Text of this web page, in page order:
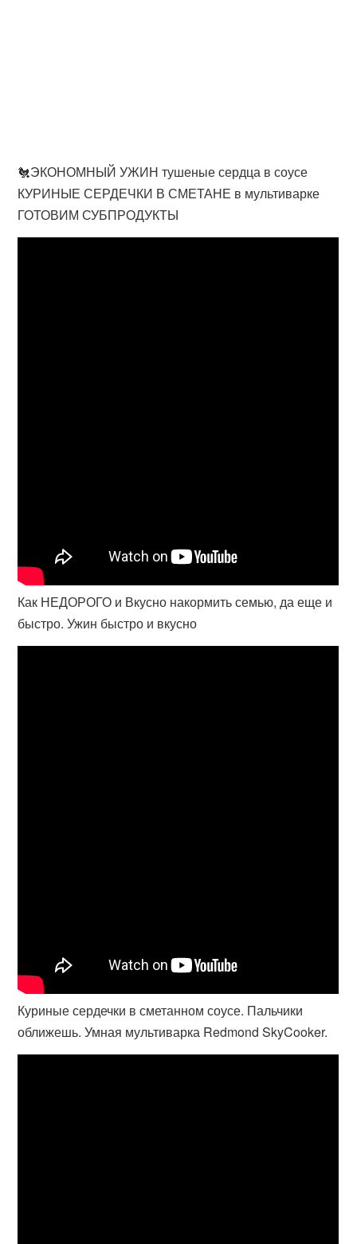
🐔ЭКОНОМНЫЙ УЖИН тушеные сердца в соусе
КУРИНЫЕ СЕРДЕЧКИ В СМЕТАНЕ в мультиварке
ГОТОВИМ СУБПРОДУКТЫ
Как НЕДОРОГО и Вкусно накормить семью, да еще и
быстро. Ужин быстро и вкусно
Куриные сердечки в сметанном соусе. Пальчики
оближешь. Умная мультиварка Redmond SkyCooker.